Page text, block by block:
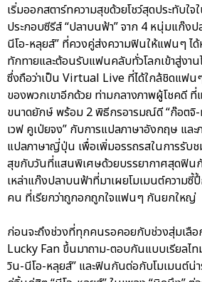
เริ่มออกสตาร์ทความสุขด้วยโชว์สุดประทับใจ
ประกอบซีรีส์ “ปลาบนฟ้า” จาก 4 หนุ่มแก๊ง
นีโอ-หลุยส์” ที่ควงคู่ส่งความฟินให้แฟนๆ ไ
ทักทายและต้อนรับแฟนคลับทั่วโลกเข้าสู่ง
ซึ่งถือว่าเป็น Virtual Live ที่ได้ใกล้ชิดแฟน
ของพวกเขาอีกด้วย ท่ามกลางภาพผู้โชคดี
ขนาดยักษ์ พร้อม 2 พิธีกรอารมณ์ดี “ก๊อต
เวฟ คูเป่ยจง” กับการแปลภาษาอังกฤษ แล
แปลภาษาญี่ปุ่น เพื่อเพิ่มอรรถรสในการรับ
สุขกับวันที่แสนพิเศษด้วยบรรยากาศสุดฟินกั
เหล่าแก๊งปลาบนฟ้าที่มาเผยโมเมนต์ความซี้
คน ที่เรียกว่าถูกอกถูกใจแฟนๆ กันยกใหญ่
ก่อนจะถึงช่วงที่ทุกคนรอคอยกับช่วงสุ่มเลื
Lucky Fan ขึ้นมาถาม-ตอบกันแบบเรียลไ
วิน-นีโอ-หลุยส์” และฟินกันต่อกับโมเมนต์น่า